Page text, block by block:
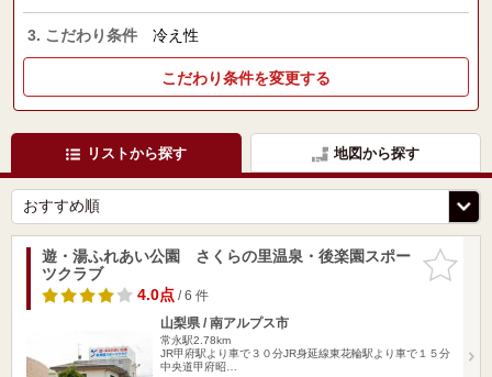
3. こだわり条件 冷え性
こだわり条件を変更する
リストから探す 地図から探す
お気に入
りに追加
遊・湯ふれあい公園 さくらの里温泉・後楽園スポー
ツクラブ
4.0点/ 6 件
山梨県 / 南アルプス市
常永駅2.78km
JR甲府駅より車で３０分JR身延線東花輪駅より車で１５分
中央道甲府昭…